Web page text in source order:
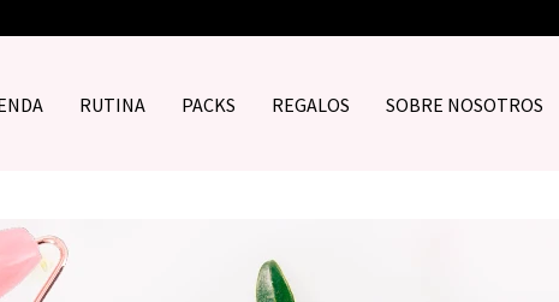
RUTINA PACKS REGALOS SOBRE NOSOTROS